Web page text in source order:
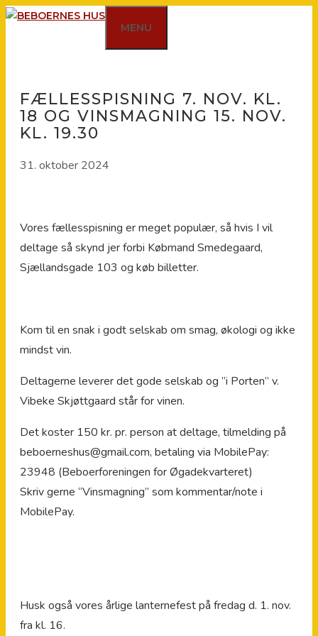
Hop
MENU
FÆLLESSPISNING 7. NOV. KL.
18 OG VINSMAGNING 15. NOV.
KL. 19.30
31. oktober 2024
Vores fællesspisning er meget populær, så hvis I vil
deltage så skynd jer forbi Købmand Smedegaard,
Sjællandsgade 103 og køb billetter.
Kom til en snak i godt selskab om smag, økologi og ikke
mindst vin.
Deltagerne leverer det gode selskab og ”i Porten” v.
Vibeke Skjøttgaard står for vinen.
Det koster 150 kr. pr. person at deltage, tilmelding på
beboerneshus@gmail.com, betaling via MobilePay:
23948 (Beboerforeningen for Øgadekvarteret)
Skriv gerne “Vinsmagning” som kommentar/note i
MobilePay.
Husk også vores årlige lanternefest på fredag d. 1. nov.
fra kl. 16.